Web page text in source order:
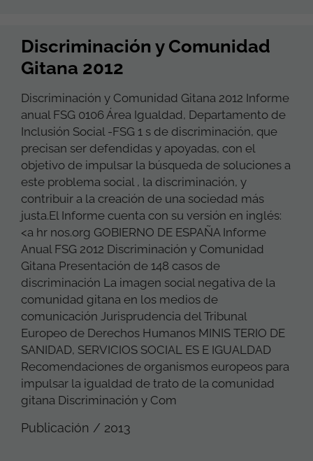
Discriminación y Comunidad
Gitana 2012
Discriminación y Comunidad Gitana 2012 Informe
anual FSG 0106 Área Igualdad, Departamento de
Inclusión Social -FSG 1 s de discriminación, que
precisan ser defendidas y apoyadas, con el
objetivo de impulsar la búsqueda de soluciones a
este problema social , la discriminación, y
contribuir a la creación de una sociedad más
justa.El Informe cuenta con su versión en inglés:
<a hr nos.org GOBIERNO DE ESPAÑA Informe
Anual FSG 2012 Discriminación y Comunidad
Gitana Presentación de 148 casos de
discriminación La imagen social negativa de la
comunidad gitana en los medios de
comunicación Jurisprudencia del Tribunal
Europeo de Derechos Humanos MINIS TERIO DE
SANIDAD, SERVICIOS SOCIAL ES E IGUALDAD
Recomendaciones de organismos europeos para
impulsar la igualdad de trato de la comunidad
gitana Discriminación y Com
Publicación / 2013